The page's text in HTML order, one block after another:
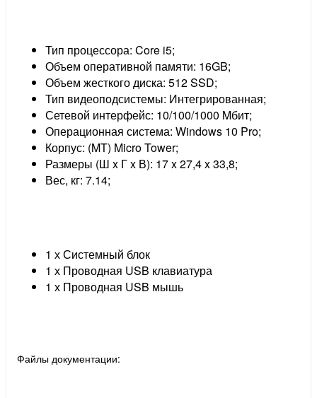
Тип процессора: Core i5;
Объем оперативной памяти: 16GB;
Объем жесткого диска: 512 SSD;
Тип видеоподсистемы: Интегрированная;
Сетевой интерфейс: 10/100/1000 Mбит;
Операционная система: Windows 10 Pro;
Корпус: (MT) Micro Tower;
Размеры (Ш x Г x В): 17 x 27,4 x 33,8;
Вес, кг: 7.14;
1 х Системный блок
1 х Проводная USB клавиатура
1 х Проводная USB мышь
Файлы документации: